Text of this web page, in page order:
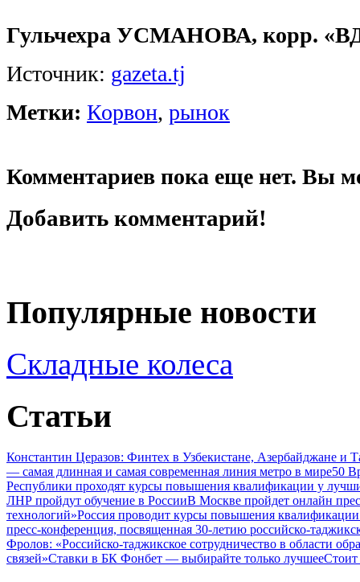
Гульчехра УСМАНОВА, корр.
Источник: gazeta.tj
Метки: Корвон, рынок
Комментариев пока еще нет. Вы
Добавить комментарий!
Популярные новости
Складные колеса
Статьи
Константин Церазов: Финтех в Узбекистане, Азербайджане
— самая длинная и самая современная линия метро в мире50
Республики проходят курсы повышения квалификации у
ЛНР пройдут обучение в РоссииВ Москве пройдет онлайн
технологий»Россия проводит курсы повышения квалификации
пресс-конференция, посвященная 30-летию российско-
Фролов: «Российско-таджикское сотрудничество в области
связей»Ставки в БК Фонбет — выбирайте только лучшееСтоит